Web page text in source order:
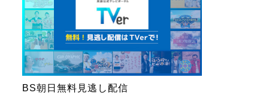
BS朝日無料見逃し配信